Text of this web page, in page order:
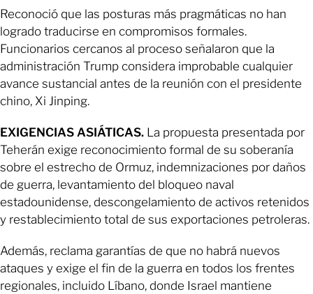
Reconoció que las posturas más pragmáticas no han
logrado traducirse en compromisos formales.
Funcionarios cercanos al proceso señalaron que la
administración Trump considera improbable cualquier
avance sustancial antes de la reunión con el presidente
chino, Xi Jinping.
EXIGENCIAS ASIÁTICAS. La propuesta presentada por
Teherán exige reconocimiento formal de su soberanía
sobre el estrecho de Ormuz, indemnizaciones por daños
de guerra, levantamiento del bloqueo naval
estadounidense, descongelamiento de activos retenidos
y restablecimiento total de sus exportaciones petroleras.
Además, reclama garantías de que no habrá nuevos
ataques y exige el fin de la guerra en todos los frentes
regionales, incluido Líbano, donde Israel mantiene